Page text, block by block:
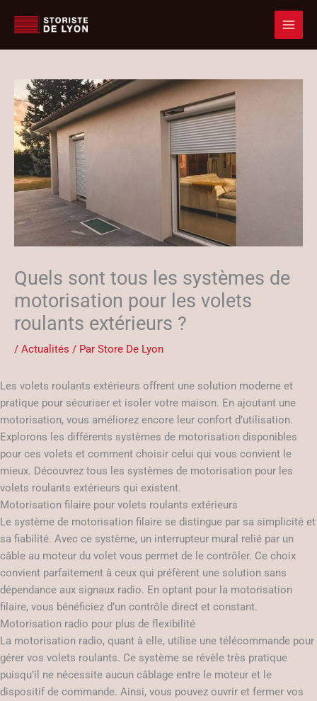
Quels sont tous les systèmes de motorisation pour les volets roulants
extérieurs ?
Quels sont tous les systèmes de
motorisation pour les volets
roulants extérieurs ?
/ Actualités / Par Store De Lyon
Les volets roulants extérieurs offrent une solution moderne et
pratique pour sécuriser et isoler votre maison. En ajoutant une
motorisation, vous améliorez encore leur confort d’utilisation.
Explorons les différents systèmes de motorisation disponibles
pour ces volets et comment choisir celui qui vous convient le
mieux. Découvrez tous les systèmes de motorisation pour les
volets roulants extérieurs qui existent.
Motorisation filaire pour volets roulants extérieurs
Le système de motorisation filaire se distingue par sa simplicité et
sa fiabilité. Avec ce système, un interrupteur mural relié par un
câble au moteur du volet vous permet de le contrôler. Ce choix
convient parfaitement à ceux qui préfèrent une solution sans
dépendance aux signaux radio. En optant pour la motorisation
filaire, vous bénéficiez d’un contrôle direct et constant.
Motorisation radio pour plus de flexibilité
La motorisation radio, quant à elle, utilise une télécommande pour
gérer vos volets roulants. Ce système se révèle très pratique
puisqu’il ne nécessite aucun câblage entre le moteur et le
dispositif de commande. Ainsi, vous pouvez ouvrir et fermer vos